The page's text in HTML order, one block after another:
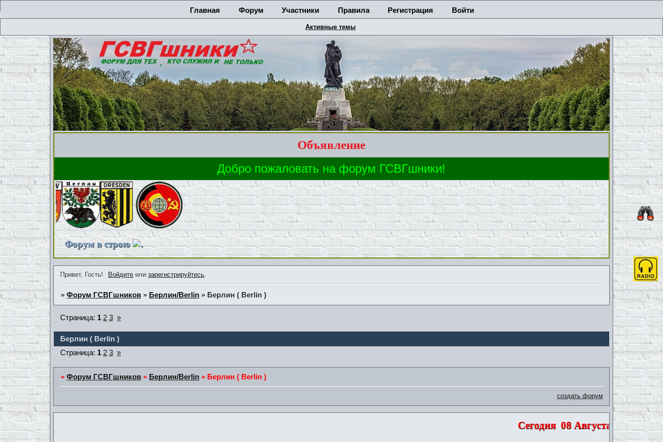
Главная Форум Участники Правила Регистрация Войти
Активные темы
Объявление
Форум в строю .
Привет, Гость! Войдите илизарегистрируйтесь.
»Форум ГСВГшников » Берлин/Berlin » Берлин ( Berlin )
Берлин ( Berlin )
Страница: 1 2 3 »
Страница: 1 2 3 »
»Форум ГСВГшников » Берлин/Berlin » Берлин ( Berlin )
создать форум
Сегодня08 Августа 2026 |